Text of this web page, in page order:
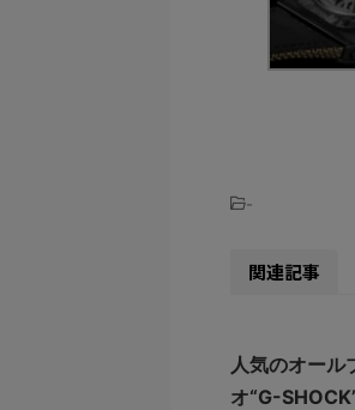
-
関連記事
人気のオール
オ“G-